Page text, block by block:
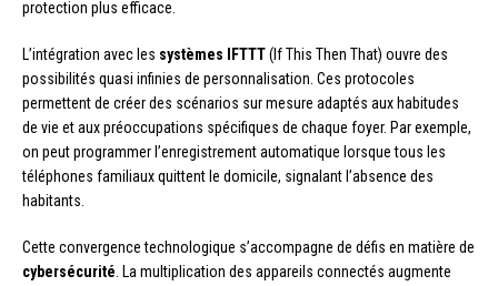
protection plus efficace.
L’intégration avec les systèmes IFTTT(If This Then That) ouvre des
possibilités quasi infinies de personnalisation. Ces protocoles
permettent de créer des scénarios sur mesure adaptés aux habitudes
de vie et aux préoccupations spécifiques de chaque foyer. Par exemple,
on peut programmer l’enregistrement automatique lorsque tous les
téléphones familiaux quittent le domicile, signalant l’absence des
habitants.
Cette convergence technologique s’accompagne de défis en matière de
cybersécurité. La multiplication des appareils connectés augmente